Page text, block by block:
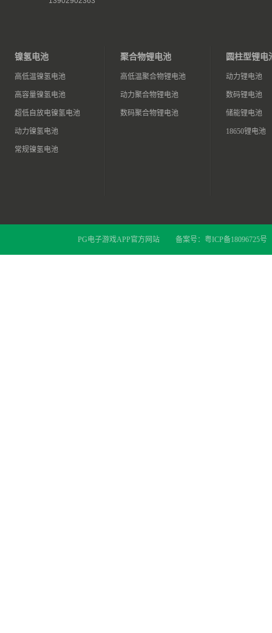
镍氢电池
高低温镍氢电池
高容量镍氢电池
超低自放电镍氢电池
动力镍氢电池
常规镍氢电池
聚合物锂电池
高低温聚合物锂电池
动力聚合物锂电池
数码聚合物锂电池
圆柱型锂电
动力锂电池
数码锂电池
储能锂电池
18650锂电池
PG电子游戏APP官方网站 备案号： 粤ICP备18096725号